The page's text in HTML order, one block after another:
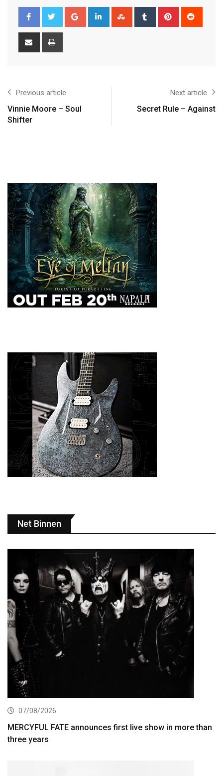
Previous article
Vinnie Moore – Soul
Shifter
Next article
Secret Rule – Against
Net Binnen
07/08/2026
MERCYFUL FATE announces first live show in more than
three years